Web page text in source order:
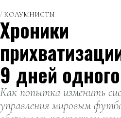
КОЛУМНИСТЫ
Хроники
9 дней
Как попытка изменить
управления мировым